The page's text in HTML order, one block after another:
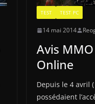
TEST TEST PC
14 mai 2014
Avis
Online
Depuis le 4 avril
possédaient